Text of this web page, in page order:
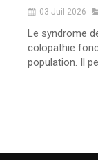
03 Juil 2026
Le syndrome
colopathie
population. Il